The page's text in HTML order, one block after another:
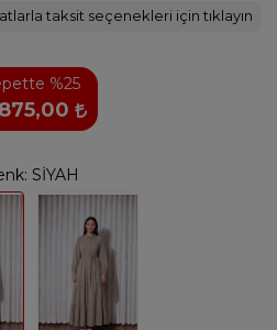
taksit seçenekleri için tıklayın
%25
SİYAH